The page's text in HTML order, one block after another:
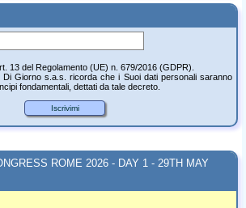
13 del Regolamento (UE) n. 679/2016 (GDPR).
Di Giorno s.a.s. ricorda che i Suoi dati personali saranno
fondamentali, dettati da tale decreto.
ROME 2026 - DAY 1 - 29TH MAY